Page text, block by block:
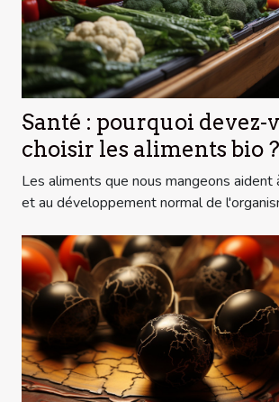
Santé : pourquoi devez-
choisir les aliments bio ?
Les aliments que nous mangeons aident
et au développement normal de